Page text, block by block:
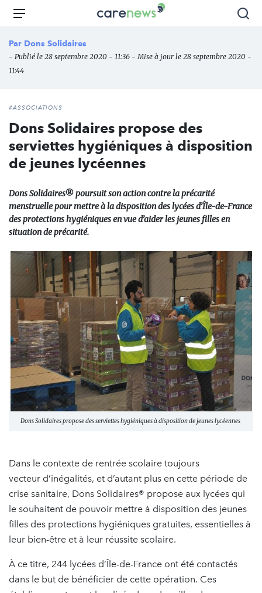
Aller
principal
Carenews,
des
Menu
Par Dons Solidaires
- Publié le 28 septembre 2020 - 11:36 - Mise à jour le 28 septembre 2020 -
11:44
#ASSOCIATIONS
Dons Solidaires propose des
serviettes hygiéniques à disposition
de jeunes lycéennes
Dons Solidaires® poursuit son action contre la précarité
menstruelle pour mettre à la disposition des lycées d’Île-de-France
des protections hygiéniques en vue d’aider les jeunes filles en
situation de précarité.
Dons Solidaires propose des serviettes hygiéniques à disposition de jeunes lycéennes
Dans le contexte de rentrée scolaire toujours
vecteur d’inégalités, et d’autant plus en cette période de
crise sanitaire, Dons Solidaires® propose aux lycées qui
le souhaitent de pouvoir mettre à disposition des jeunes
filles des protections hygiéniques gratuites, essentielles à
leur bien-être et à leur réussite scolaire.
À ce titre, 244 lycées d’Île-de-France ont été contactés
dans le but de bénéficier de cette opération. Ces